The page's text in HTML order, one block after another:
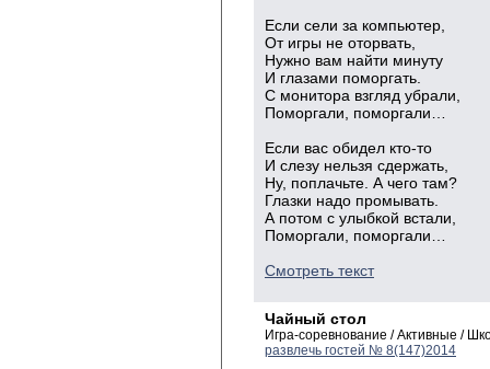
Если сели за компьютер,
От игры не оторвать,
Нужно вам найти минуту
И глазами поморгать.
С монитора взгляд убрали,
Поморгали, поморгали…
Если вас обидел кто-то
И слезу нельзя сдержать,
Ну, поплачьте. А чего там?
Глазки надо промывать.
А потом с улыбкой встали,
Поморгали, поморгали…
Смотреть текст
Чайный стол
Игра-соревнование / Активные /
развлечь гостей № 8(147)2014